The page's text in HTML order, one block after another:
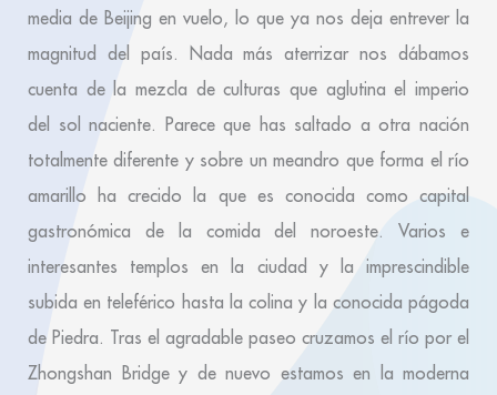
media de Beijing en vuelo, lo que ya nos deja entrever la
magnitud del país. Nada más aterrizar nos dábamos
cuenta de la mezcla de culturas que aglutina el imperio
del sol naciente. Parece que has saltado a otra nación
totalmente diferente y sobre un meandro que forma el río
amarillo ha crecido la que es conocida como capital
gastronómica de la comida del noroeste. Varios e
interesantes templos en la ciudad y la imprescindible
subida en teleférico hasta la colina y la conocida págoda
de Piedra. Tras el agradable paseo cruzamos el río por el
Zhongshan Bridge y de nuevo estamos en la moderna